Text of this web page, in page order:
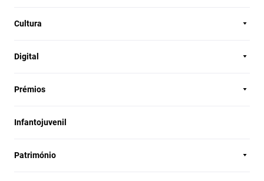
Cultura
Digital
Prémios
Infantojuvenil
Património